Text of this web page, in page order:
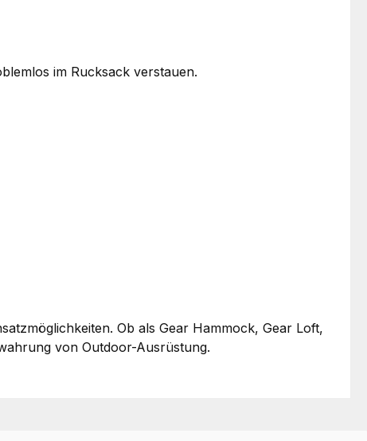
im Rucksack verstauen.
Ob als Gear Hammock, Gear Loft,
von Outdoor-Ausrüstung.